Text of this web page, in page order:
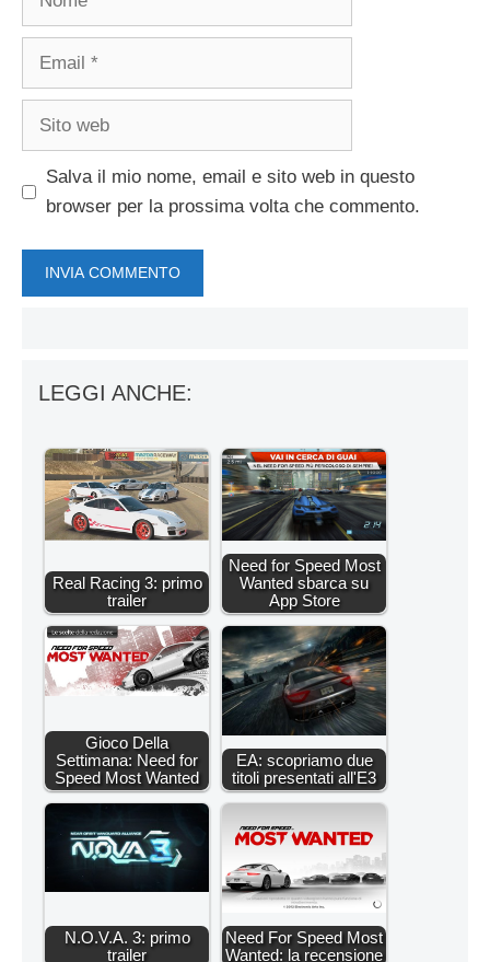
Email
Sito
Salva il mio nome, email e sito web in questo
browser per la prossima volta che commento.
LEGGI ANCHE:
Real Racing 3: primo
trailer
Need for Speed Most
Wanted sbarca su
App Store
Gioco Della
Settimana: Need for
Speed Most Wanted
EA: scopriamo due
titoli presentati all'E3
N.O.V.A. 3: primo
trailer
Need For Speed Most
Wanted: la recensione